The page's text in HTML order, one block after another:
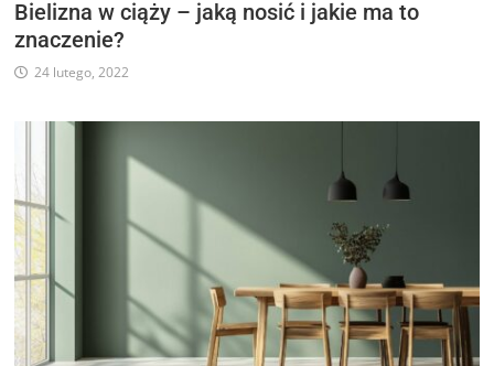
Bielizna w ciąży – jaką nosić i jakie ma to
znaczenie?
24 lutego, 2022